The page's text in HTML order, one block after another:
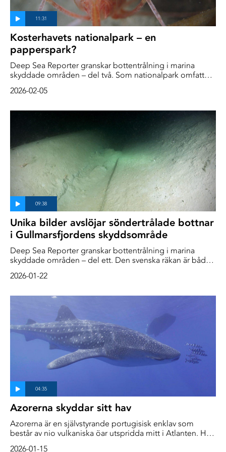
Kosterhavets nationalpark – en
papperspark?
Deep Sea Reporter granskar bottentrålning i marina
skyddade områden – del två. Som nationalpark omfattas
I praktiken pågår omfattande bottentrålning efter räka, en
destruktiva.
2026-02-05
Unika bilder avslöjar söndertrålade bottnar
i Gullmarsfjordens skyddsområde
Deep Sea Reporter granskar bottentrålning i marina
skyddade områden – del ett. Den svenska räkan är både
märkning, ändå fortsätter trålningen efter räkor också i
två reportage granska bottentrålningens följder. I del ett
dyker vi ner i Gullmarsfjorden, Sveriges första marina
skyddsområde och landets enda tröskelfjord med ett
unikt marint liv.
2026-01-22
Azorerna skyddar sitt hav
Azorerna är en självstyrande portugisisk enklav som
består av nio vulkaniska öar utspridda mitt i Atlanten. Här
2026-01-15